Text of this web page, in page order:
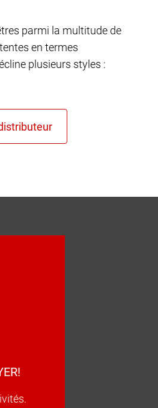
parmi la multitude de
en termes
plusieurs styles :